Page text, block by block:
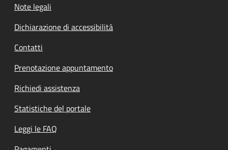
Note legali
Dichiarazione di accessibilità
Contatti
Prenotazione appuntamento
Richiedi assistenza
Statistiche del portale
Leggi le FAQ